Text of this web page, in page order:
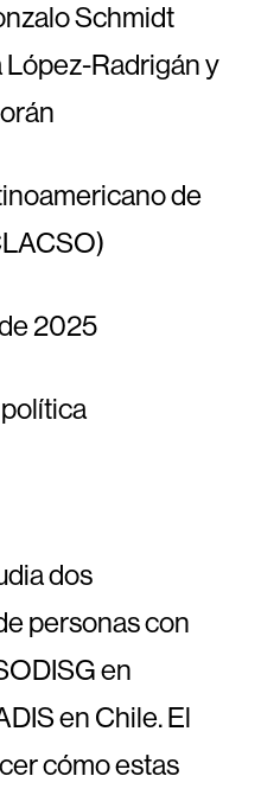
Schmidt
Radrigán y
de
2025
dos
personas con
en
en Chile. El
cómo estas